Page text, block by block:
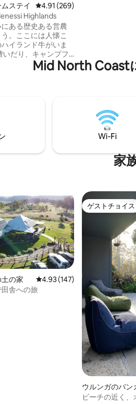
ステイ レビュー269件、5つ星中4.91
4.91 (269)
Highlands
ある歴史ある営農
。ここには人懐こ
イランド牛がいま
、釣りをしたり、星
いだりしましょう。
からわずか数分の
くさんのビーチま
Mid North Coast
Wi-Fi
家
の家 レビュー147件、5つ星中4.93
4.93 (147)
舎への旅
ゲストチョイス
ゲストチョイス
ウルンガのバン
ビーチの近く